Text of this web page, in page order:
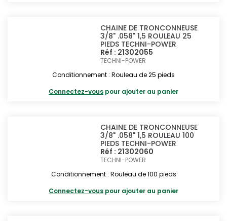
CHAINE DE TRONCONNEUSE
3/8" .058" 1,5 ROULEAU 25
PIEDS TECHNI-POWER
Réf : 21302055
TECHNI-POWER
Conditionnement : Rouleau de 25 pieds
Connectez-vous pour ajouter au panier
CHAINE DE TRONCONNEUSE
3/8" .058" 1,5 ROULEAU 100
PIEDS TECHNI-POWER
Réf : 21302060
TECHNI-POWER
Conditionnement : Rouleau de 100 pieds
Connectez-vous pour ajouter au panier